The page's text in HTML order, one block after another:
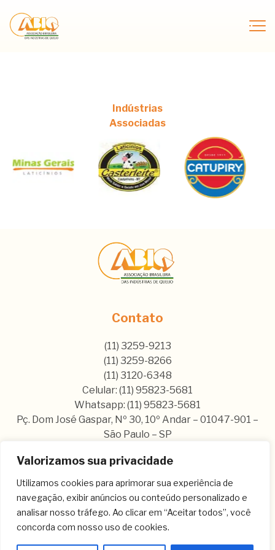
Valorizamos sua privacidade
Utilizamos cookies para aprimorar sua experiência de
navegação, exibir anúncios ou conteúdo personalizado e
analisar nosso tráfego. Ao clicar em “Aceitar todos”, você
concorda com nosso uso de cookies.
Indústrias
Associadas
Contato
(11) 3259-9213
(11) 3259-8266
(11) 3120-6348
Celular: (11) 95823-5681
Whatsapp: (11) 95823-5681
Pç. Dom José Gaspar, Nº 30, 10º Andar – 01047-901 –
São Paulo – SP